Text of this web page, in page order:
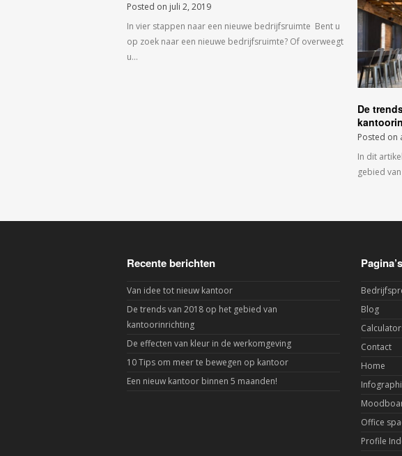
Posted on juli 2, 2019
In vier stappen naar een nieuwe bedrijfsruimte Bent u
op zoek naar een nieuwe bedrijfsruimte? Of overweegt
u…
De
Posted on
In dit
gebied
Recente berichten
Van idee tot nieuw kantoor
De trends van 2018 op het gebied van
kantoorinrichting
De effecten van kleur in de werkomgeving
10 Tips om meer te bewegen op kantoor
Een nieuw kantoor binnen 5 maanden!
Pagina’s
Blog
Contact
Home
Office
Profile